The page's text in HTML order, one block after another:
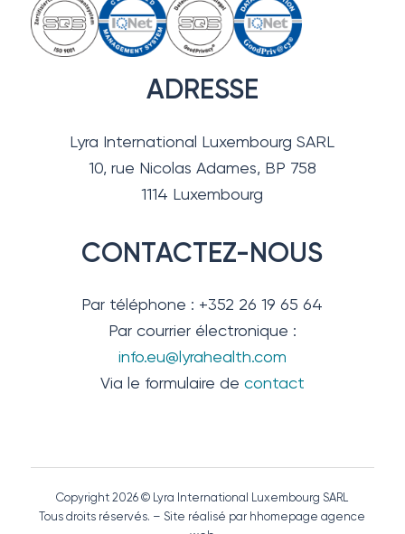
ADRESSE
Lyra International Luxembourg SARL
10, rue Nicolas Adames, BP 758
1114 Luxembourg
CONTACTEZ-NOUS
Par téléphone : +352 26 19 65 64
Par courrier électronique :
info.eu@lyrahealth.com
Via le formulaire de contact
Copyright 2026 © Lyra International Luxembourg SARL
Tous droits réservés. – Site réalisé par hhomepage agence